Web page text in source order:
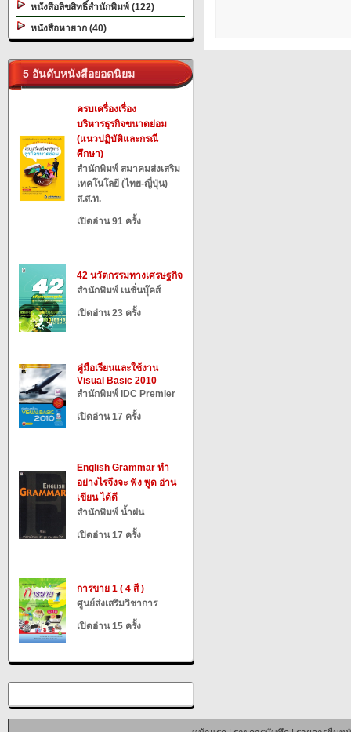
หนังสือลิขสิทธิ์สำนักพิมพ์ (122)
หนังสือหายาก (40)
5 อันดับหนังสือยอดนิยม
ครบเครื่องเรื่อง
บริหารธุรกิจขนาดย่อม
(แนวปฏิบัติและกรณี
ศึกษา)
สำนักพิมพ์ สมาคมส่งเสริม
เทคโนโลยี (ไทย-ญี่ปุ่น)
ส.ส.ท.
เปิดอ่าน 91 ครั้ง
42 นวัตกรรมทางเศรษฐกิจ
สำนักพิมพ์ เนชั่นบุ๊คส์
เปิดอ่าน 23 ครั้ง
คู่มือเรียนและใช้งาน
Visual Basic 2010
สำนักพิมพ์ IDC Premier
เปิดอ่าน 17 ครั้ง
English Grammar ทำ
อย่างไรจึงจะ ฟัง พูด อ่าน
เขียน ได้ดี
สำนักพิมพ์ น้ำฝน
เปิดอ่าน 17 ครั้ง
การขาย 1 ( 4 สี )
ศูนย์ส่งเสริมวิชาการ
เปิดอ่าน 15 ครั้ง